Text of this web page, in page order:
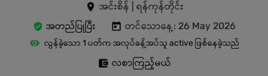
အင်းစိန် | ရန်ကုန်တိုင်း
အတည်ပြုပြီး
တင်သောနေ့: 26 May 2026
လွန်ခဲ့သော 1 ပတ်က အလုပ်ခန့်အပ်သူ active ဖြစ်နေခဲ့သည်
လစာကြည့်မယ်